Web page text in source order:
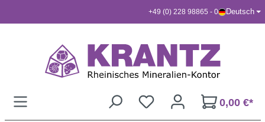
+49 (0) 228 98865 - 0 Deutsch
0,00 €*